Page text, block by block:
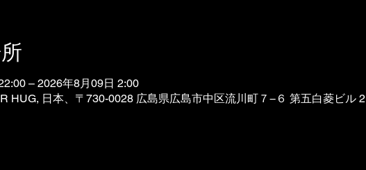
– 2026年8月09日 2:00
HUG, 日本、〒730-0028 広島県広島市中区流川町７−６ 第五白菱ビル